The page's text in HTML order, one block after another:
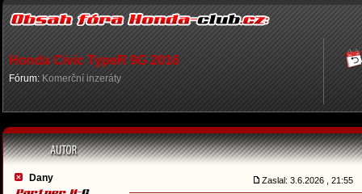
Honda Civic TypeR 9G 2016
Fórum: Komerční inzeráty
Dany Zaslal: 3.6.2026 , 21:55